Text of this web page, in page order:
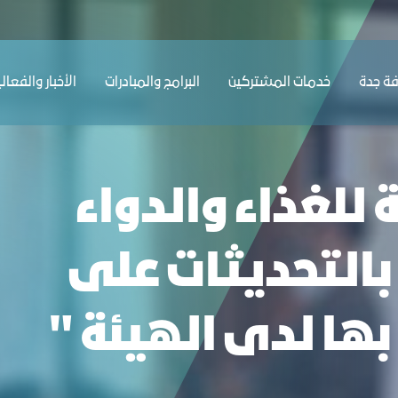
بالتحديثات على الأنظمة
ﺟﺪة ﺧﺪﻣﺎت المشتركين البرامج والمبادرات الأخبار
للغذاء والدواء
على
لدى الهيئة "